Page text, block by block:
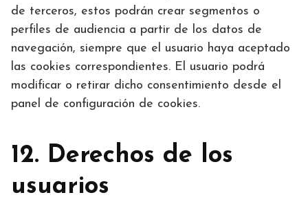
de terceros, estos podrán crear segmentos o
perfiles de audiencia a partir de los datos de
navegación, siempre que el usuario haya aceptado
las cookies correspondientes. El usuario podrá
modificar o retirar dicho consentimiento desde el
panel de configuración de cookies.
12. Derechos de los
usuarios